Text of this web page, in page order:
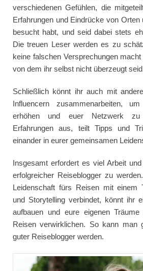
verschiedenen Gefühlen, die
Erfahrungen und Eindrücke von Orten
besucht habt, und seid dabei stets
Die treuen Leser werden es zu
keine falschen Versprechungen
von dem ihr selbst nicht überzeugt
Schließlich könnt ihr auch mit
Influencern zusammenarbeiten,
erhöhen und euer Netzwerk zu
Erfahrungen aus, teilt Tipps und
einander in eurer gemeinsamen
Insgesamt erfordert es viel Arbeit
erfolgreicher Reiseblogger zu
Leidenschaft fürs Reisen mit einem
und Storytelling verbindet, könnt ihr
aufbauen und eure eigenen
Reisen verwirklichen. So kann man
guter Reiseblogger werden.